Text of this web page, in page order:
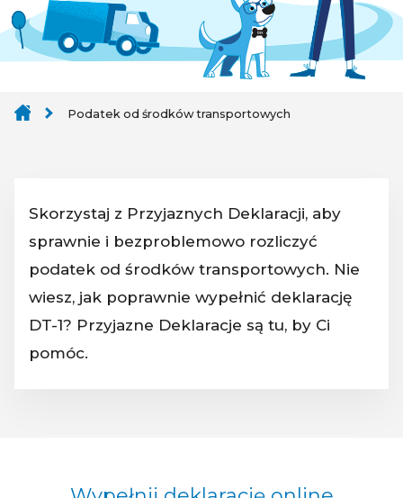
Podatek od środków transportowych
Skorzystaj z Przyjaznych Deklaracji, aby
sprawnie i bezproblemowo rozliczyć
podatek od środków transportowych. Nie
wiesz, jak poprawnie wypełnić deklarację
DT-1? Przyjazne Deklaracje są tu, by Ci
pomóc.